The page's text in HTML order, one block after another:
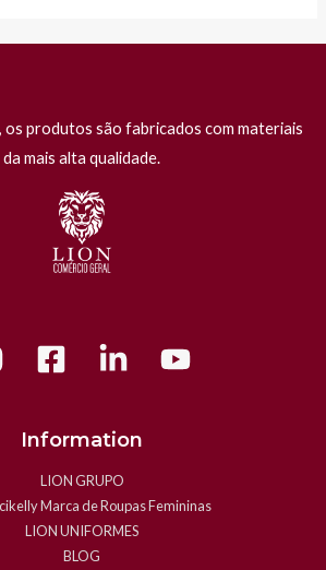
os produtos são fabricados com materiais
da mais alta qualidade.
Information
LION GRUPO
Marca de Roupas Femininas
LION UNIFORMES
BLOG